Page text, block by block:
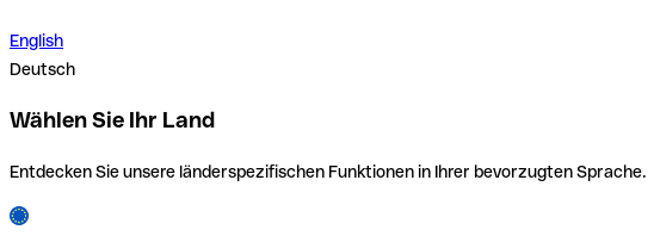
English
Deutsch
Wählen Sie Ihr Land
Entdecken Sie unsere länderspezifischen Funktionen in Ihrer bevorzugten Sprache.